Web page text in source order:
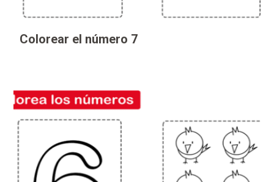
Colorear el número 7